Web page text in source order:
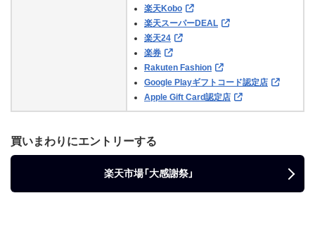
楽天Kobo
楽天スーパーDEAL
楽天24
楽券
Rakuten Fashion
Google Playギフトコード認定店
Apple Gift Card認定店
買いまわりにエントリーする
楽天市場「大感謝祭」